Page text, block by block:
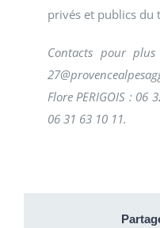
privés et publics du
Contacts pour plus
Flore PERIGOIS : 06
06 31 63 10 11.